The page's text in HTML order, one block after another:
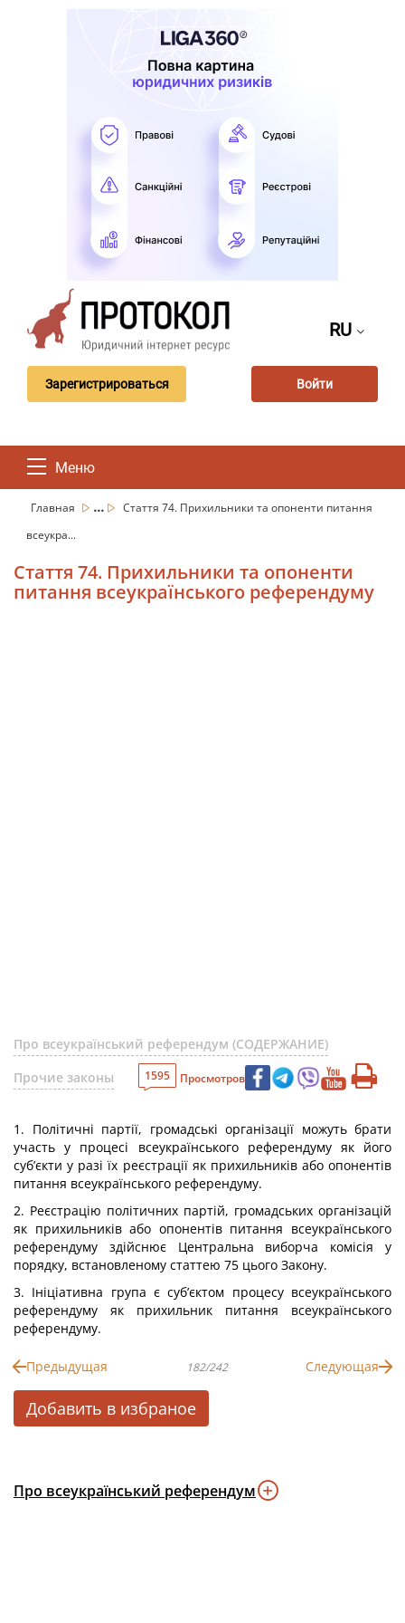
RU
Зарегистрироваться Войти
Меню
Главная ...
Стаття 74. Прихильники та опоненти питання
всеукра...
Стаття 74. Прихильники та опоненти
питання всеукраїнського референдуму
Про всеукраїнський референдум (СОДЕРЖАНИЕ)
Прочие законы
1595 Просмотров
1. Політичні партії, громадські організації можуть брати
участь у процесі всеукраїнського референдуму як його
суб’єкти у разі їх реєстрації як прихильників або опонентів
питання всеукраїнського референдуму.
2. Реєстрацію політичних партій, громадських організацій
як прихильників або опонентів питання всеукраїнського
референдуму здійснює Центральна виборча комісія у
порядку, встановленому статтею 75 цього Закону.
3. Ініціативна група є суб’єктом процесу всеукраїнського
референдуму як прихильник питання всеукраїнського
референдуму.
Предыдущая 182/242 Следующая
Добавить в избраное
Про всеукраїнський референдум